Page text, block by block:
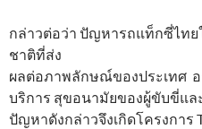
กล่าวต่อว่า ปัญหารถแท็กซี่ไท
ชาติที่ส่ง
ผลต่อภาพลักษณ์ของประเทศ
บริการ สุขอนามัยของผู้ขับขี่แล
ปัญหาดังกล่าวจึงเกิดโครงการ